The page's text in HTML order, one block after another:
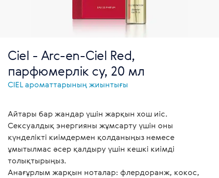
Ciel - Arc-en-Ciel Red,
парфюмерлік су, 20 мл
СІЕL ароматтарының жиынтығы
Айтары бар жандар үшін жарқын хош иіс.
Сексуалдық энергияны жұмсарту үшін оны
күнделікті киімдермен қолданыңыз немесе
ұмытылмас әсер қалдыру үшін кешкі киімді
толықтырыңыз.
Анағұрлым жарқын ноталар: флердоранж, кокос,